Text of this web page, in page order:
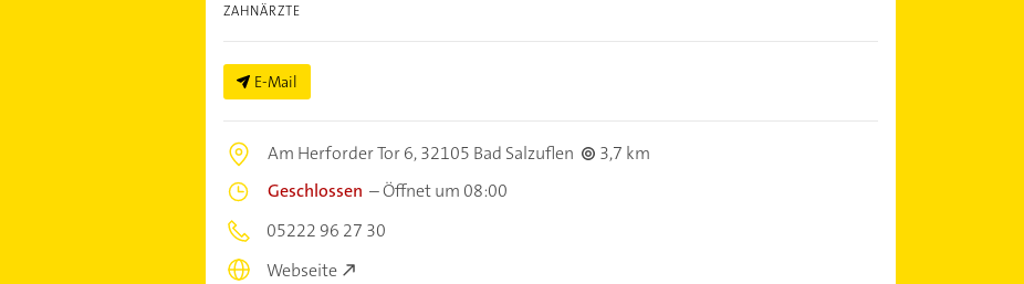
ZAHNÄRZTE
E-Mail
Am Herforder Tor 6,32105 Bad Salzuflen
3,7 km
Geschlossen –Öffnet um 08:00
05222 96 27 30
Webseite